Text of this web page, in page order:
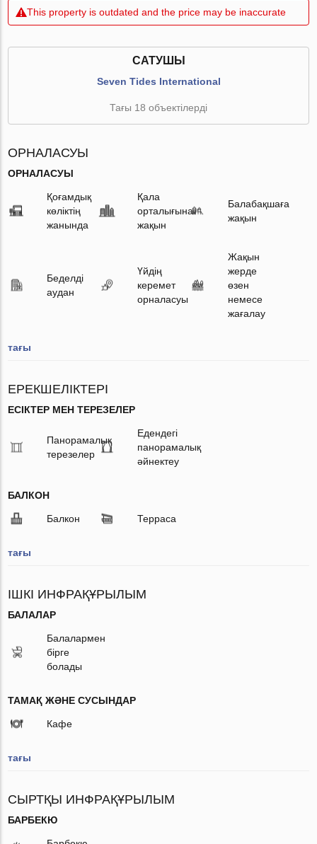
This property is outdated and the price may be inaccurate
САТУШЫ
Seven Tides International
Тағы 18 объектілерді
ОРНАЛАСУЫ
ОРНАЛАСУЫ
Қоғамдық
көліктің
жанында
Қала
орталығына
жақын
Балабақшаға
жақын
Беделді
аудан
Үйдің
керемет
орналасуы
Жақын
жерде
өзен
немесе
жағалау
тағы
ЕРЕКШЕЛІКТЕРІ
ЕСІКТЕР МЕН ТЕРЕЗЕЛЕР
Панорамалық
терезелер
Едендегі
панорамалық
әйнектеу
БАЛКОН
Балкон Терраса
тағы
ІШКІ ИНФРАҚҰРЫЛЫМ
БАЛАЛАР
Балалармен
бірге
болады
ТАМАҚ ЖӘНЕ СУСЫНДАР
Кафе
тағы
СЫРТҚЫ ИНФРАҚҰРЫЛЫМ
БАРБЕКЮ